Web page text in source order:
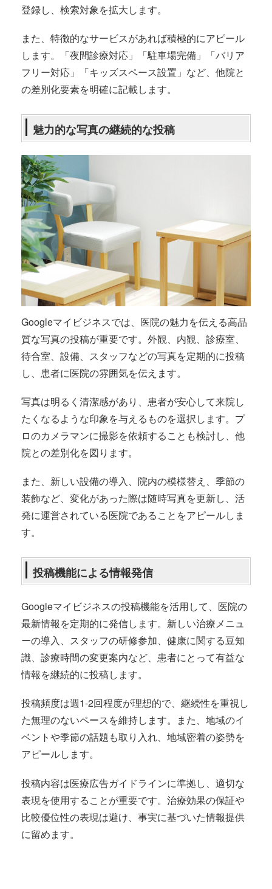
登録し、検索対象を拡大します。
また、特徴的なサービスがあれば積極的にアピール
します。「夜間診療対応」「駐車場完備」「バリア
フリー対応」「キッズスペース設置」など、他院と
の差別化要素を明確に記載します。
魅力的な写真の継続的な投稿
Googleマイビジネスでは、医院の魅力を伝える高品
質な写真の投稿が重要です。外観、内観、診療室、
待合室、設備、スタッフなどの写真を定期的に投稿
し、患者に医院の雰囲気を伝えます。
写真は明るく清潔感があり、患者が安心して来院し
たくなるような印象を与えるものを選択します。プ
ロのカメラマンに撮影を依頼することも検討し、他
院との差別化を図ります。
また、新しい設備の導入、院内の模様替え、季節の
装飾など、変化があった際は随時写真を更新し、活
発に運営されている医院であることをアピールしま
す。
投稿機能による情報発信
Googleマイビジネスの投稿機能を活用して、医院の
最新情報を定期的に発信します。新しい治療メニュ
ーの導入、スタッフの研修参加、健康に関する豆知
識、診療時間の変更案内など、患者にとって有益な
情報を継続的に投稿します。
投稿頻度は週1-2回程度が理想的で、継続性を重視し
た無理のないペースを維持します。また、地域のイ
ベントや季節の話題も取り入れ、地域密着の姿勢を
アピールします。
投稿内容は医療広告ガイドラインに準拠し、適切な
表現を使用することが重要です。治療効果の保証や
比較優位性の表現は避け、事実に基づいた情報提供
に留めます。